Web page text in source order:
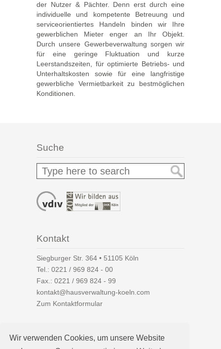
Wir verwenden Cookies, um unsere Website
der Nutzer & Pächter. Denn erst durch eine
individuelle und kompetente Betreuung und
serviceorientiertes Handeln binden wir Ihre
gewerblichen Mieter enger an Ihr Objekt.
Durch unsere Gewerbeverwaltung sorgen wir
für eine geringe Fluktuation und kurze
Leerstandszeiten, für optimierte Betriebs- und
Unterhaltskosten sowie für eine langfristige
gewerbliche Vermietbarkeit zu bestmöglichen
Konditionen.
Suche
Kontakt
Siegburger Str. 364 • 51105 Köln
Tel.: 0221 / 969 824 - 00
Fax.: 0221 / 969 824 - 99
kontakt@hausverwaltung-koeln.com
Zum Kontaktformular